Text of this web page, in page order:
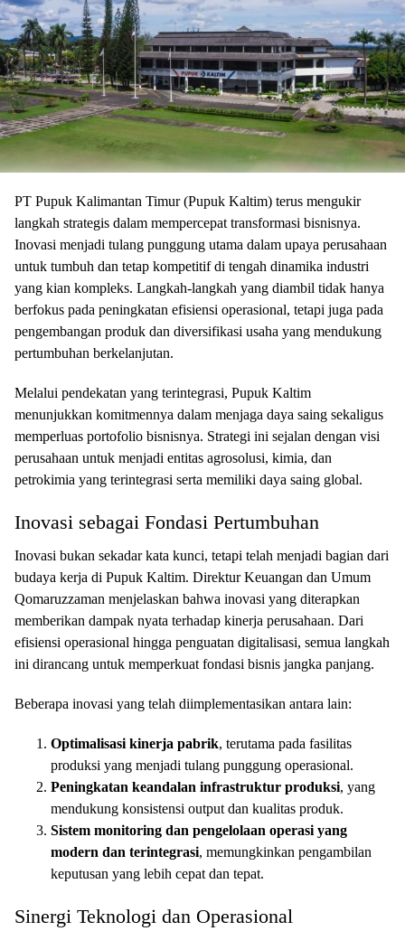
PT Pupuk Kalimantan Timur (Pupuk Kaltim) terus mengukir
langkah strategis dalam mempercepat transformasi bisnisnya.
Inovasi menjadi tulang punggung utama dalam upaya perusahaan
untuk tumbuh dan tetap kompetitif di tengah dinamika industri
yang kian kompleks. Langkah-langkah yang diambil tidak hanya
berfokus pada peningkatan efisiensi operasional, tetapi juga pada
pengembangan produk dan diversifikasi usaha yang mendukung
pertumbuhan berkelanjutan.
Melalui pendekatan yang terintegrasi, Pupuk Kaltim
menunjukkan komitmennya dalam menjaga daya saing sekaligus
memperluas portofolio bisnisnya. Strategi ini sejalan dengan visi
perusahaan untuk menjadi entitas agrosolusi, kimia, dan
petrokimia yang terintegrasi serta memiliki daya saing global.
Inovasi sebagai Fondasi Pertumbuhan
Inovasi bukan sekadar kata kunci, tetapi telah menjadi bagian dari
budaya kerja di Pupuk Kaltim. Direktur Keuangan dan Umum
Qomaruzzaman menjelaskan bahwa inovasi yang diterapkan
memberikan dampak nyata terhadap kinerja perusahaan. Dari
efisiensi operasional hingga penguatan digitalisasi, semua langkah
ini dirancang untuk memperkuat fondasi bisnis jangka panjang.
Beberapa inovasi yang telah diimplementasikan antara lain:
Optimalisasi kinerja pabrik, terutama pada fasilitas
produksi yang menjadi tulang punggung operasional.
Peningkatan keandalan infrastruktur produksi, yang
mendukung konsistensi output dan kualitas produk.
Sistem monitoring dan pengelolaan operasi yang
modern dan terintegrasi, memungkinkan pengambilan
keputusan yang lebih cepat dan tepat.
Sinergi Teknologi dan Operasional